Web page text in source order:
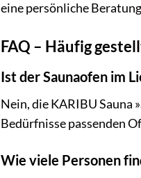
eine persönliche
FAQ – Häufig
Ist der Saunaofen im
Nein, die KARIBU Sauna
Bedürfnisse passenden
Wie viele Personen